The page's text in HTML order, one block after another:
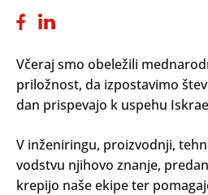
Včeraj smo obeležili
priložnost, da izpostavimo
dan prispevajo k uspehu
V inženiringu, proizvodnji,
vodstvu njihovo znanje,
krepijo naše ekipe ter